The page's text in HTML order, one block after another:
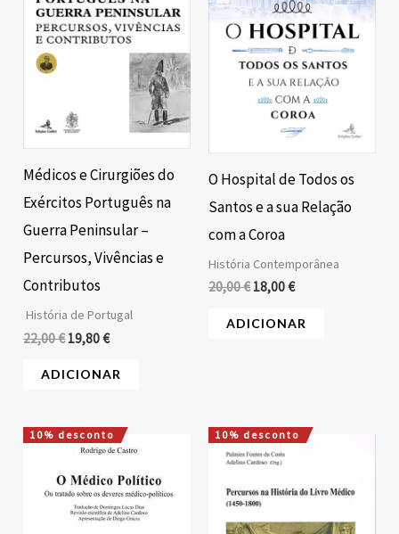
Médicos e Cirurgiões do
Exércitos Português na
Guerra Peninsular –
Percursos, Vivências e
Contributos
História de Portugal
22,00€ 19,80€
ADICIONAR
O Hospital de Todos os
Santos e a sua Relação
com a Coroa
História Contemporânea
20,00€ 18,00€
ADICIONAR
10% desconto
O
preço
original
era:
18,00 €.
O
preço
atual
é:
16,20 €.
10% desconto
O
preço
era:
15,00 €.
O
é: